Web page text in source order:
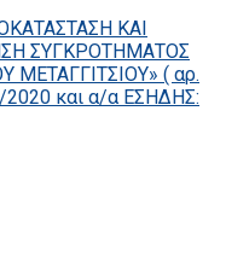
ΚΑΙ
ΣΥΓΚΡΟΤΗΜΑΤΟΣ
ΜΕΤΑΓΓΙΤΣΙΟΥ» ( αρ.
2020 και α/α ΕΣΗΔΗΣ: